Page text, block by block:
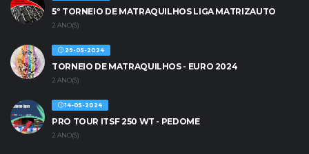
5º TORNEIO DE MATRAQUILHOS LIGA MATRIZAUTO
2 ANO(S)
29-05-2024
TORNEIO DE MATRAQUILHOS - EURO 2024
2 ANO(S)
14-05-2024
PRO TOUR ITSF 250 WT - PEDOME
2 ANO(S)